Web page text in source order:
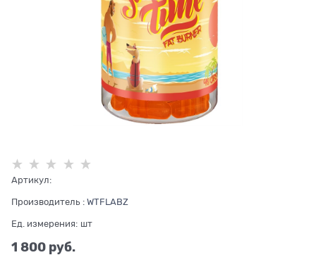
Артикул:
Производитель : WTFLABZ
Ед. измерения: шт
1 800 руб.